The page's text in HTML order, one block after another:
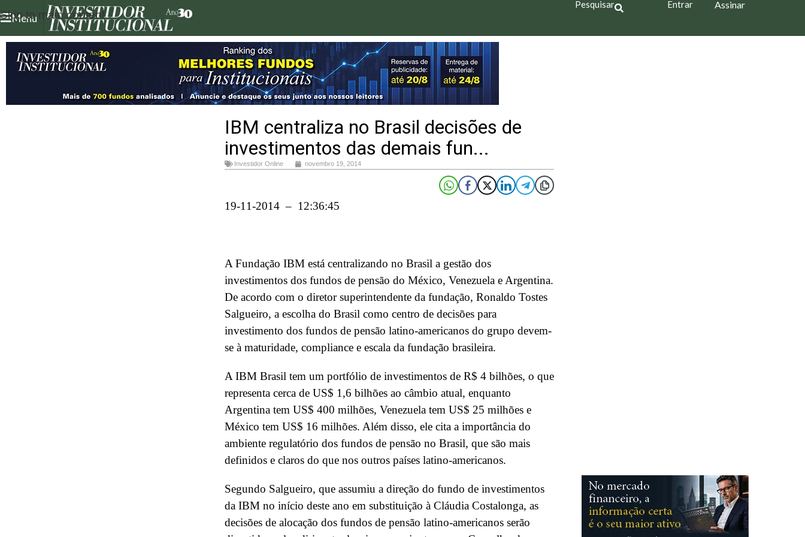
Skip to main content
Menu
Pesquisar Entrar Assinar
IBM centraliza no Brasil decisões de
investimentos das demais fun...
Investidor Online novembro 19, 2014
19-11-2014 – 12:36:45
A Fundação IBM está centralizando no Brasil a gestão dos
investimentos dos fundos de pensão do México, Venezuela e Argentina.
De acordo com o diretor superintendente da fundação, Ronaldo Tostes
Salgueiro, a escolha do Brasil como centro de decisões para
investimento dos fundos de pensão latino-americanos do grupo devem-
se à maturidade, compliance e escala da fundação brasileira.
A IBM Brasil tem um portfólio de investimentos de R$ 4 bilhões, o que
representa cerca de US$ 1,6 bilhões ao câmbio atual, enquanto
Argentina tem US$ 400 milhões, Venezuela tem US$ 25 milhões e
México tem US$ 16 milhões. Além disso, ele cita a importância do
ambiente regulatório dos fundos de pensão no Brasil, que são mais
definidos e claros do que nos outros países latino-americanos.
Segundo Salgueiro, que assumiu a direção do fundo de investimentos
da IBM no início deste ano em substituição à Cláudia Costalonga, as
decisões de alocação dos fundos de pensão latino-americanos serão